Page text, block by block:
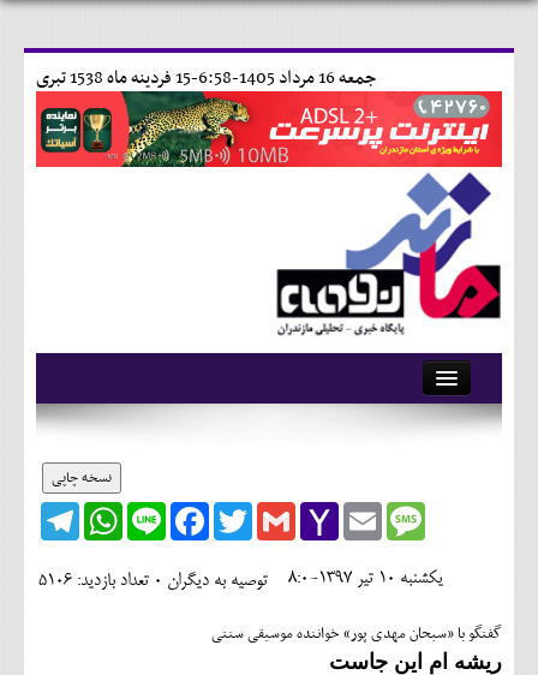
15 فردينه ماه 1538 تبری جمعه 16 مرداد 1405-6:58-
آرشیو
وبلاگ
کلینیک
نسخه چاپی
Telegram
WhatsApp Line
FacebookTwitterGmailYahoo
Mail
EmailMessage
تعداد بازدید: 5106 توصیه به دیگران 0 يکشنبه 10 تير 1397-8:0
گفتگو با «سبحان مهدی پور» خواننده موسیقی سنتی
ریشه ام این جاست